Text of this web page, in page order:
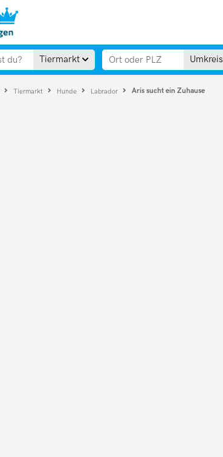
Tiermarkt Umkreis
Tiermarkt Hunde Labrador Aris sucht ein Zuhause